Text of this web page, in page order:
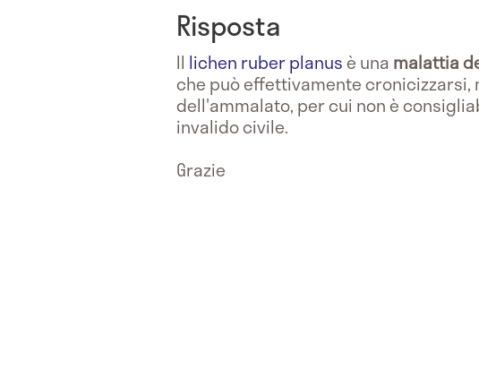
Risposta
Il lichen ruber planusè una malattia
che può effettivamente
dell'ammalato, per cui non è
invalido civile.
Grazie